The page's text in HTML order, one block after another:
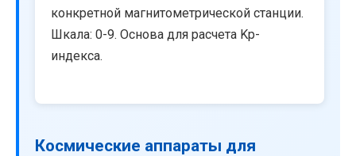
конкретной магнитометрической станции.
Шкала: 0-9. Основа для расчета Kp-
индекса.
Космические аппараты для